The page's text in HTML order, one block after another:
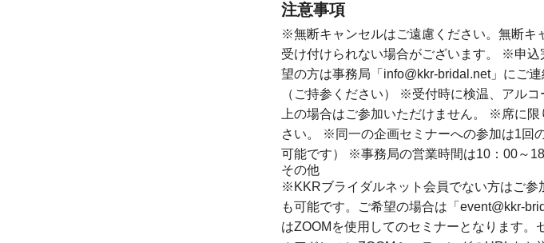
注意事項
※無断キャンセルはご遠慮ください。無断キ
受け付けられない場合がございます。 ※申
望の方は事務局「info@kkr-bridal.net」にご
（ご持参ください） ※受付時に検温、アル
上の場合はご参加いただけません。 ※席に
さい。 ※同一の企画セミナーへの参加は1回
可能です） ※事務局の営業時間は10：00～
その他
※KKRブライダルネット会員でない方はご
も可能です。ご希望の場合は「event@kkr-
はZOOMを使用してのセミナーとなります